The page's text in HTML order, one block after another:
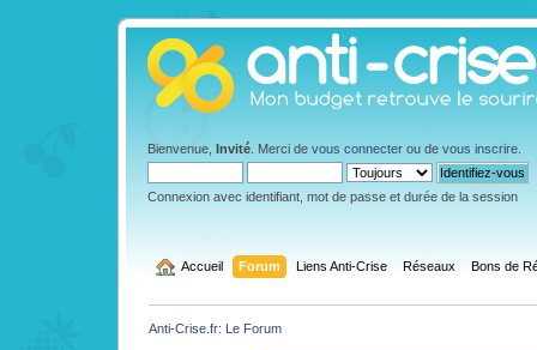
Bienvenue, Invité . Merci de vous connecter ou de vous inscrire
Connexion avec identifiant, mot de passe et durée de la session
Accueil Forum Liens Anti-Crise Réseaux Bons de
Anti-Crise.fr: Le Forum